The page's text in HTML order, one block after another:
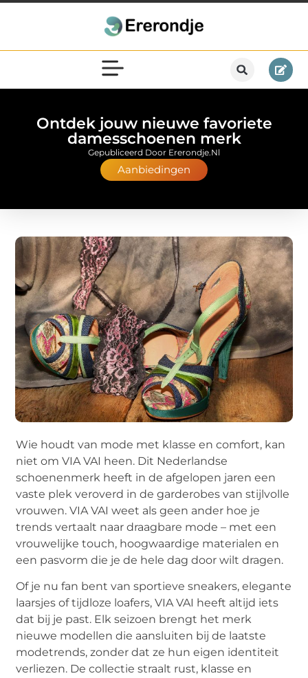
Ontdek jouw nieuwe favoriete
damesschoenen merk
Aanbiedingen
Gepubliceerd Door Ererondje.nl
Wie houdt van mode met klasse en comfort, kan
niet om VIA VAI heen. Dit Nederlandse
schoenenmerk heeft in de afgelopen jaren een
vaste plek veroverd in de garderobes van stijlvolle
vrouwen. VIA VAI weet als geen ander hoe je
trends vertaalt naar draagbare mode – met een
vrouwelijke touch, hoogwaardige materialen en
een pasvorm die je de hele dag door wilt dragen.
Of je nu fan bent van sportieve sneakers, elegante
laarsjes of tijdloze loafers, VIA VAI heeft altijd iets
dat bij je past. Elk seizoen brengt het merk
nieuwe modellen die aansluiten bij de laatste
modetrends, zonder dat ze hun eigen identiteit
verliezen. De collectie straalt rust, klasse en